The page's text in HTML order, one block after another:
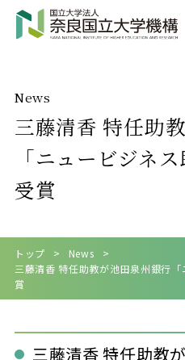
News
三藤清香 特任助
「ニュービジネ
受賞
トップ
News
三藤清香 特任助教が池田泉州銀行
賞
三藤清香 特任助教